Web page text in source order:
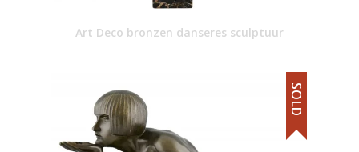
Art Deco bronzen danseres sculptuur
SOLD